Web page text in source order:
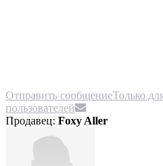
Отправить сообщениеТолько
пользователей
Продавец: Foxy Aller